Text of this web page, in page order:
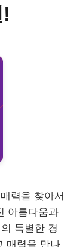
력을 찾아서
아름다움과
특별한 경
매력을 만나